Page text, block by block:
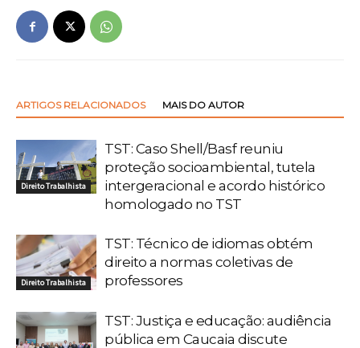
ARTIGOS RELACIONADOS MAIS DO AUTOR
Direito Trabalhista
TST: Caso Shell/Basf reuniu
proteção socioambiental, tutela
intergeracional e acordo histórico
homologado no TST
Direito Trabalhista
TST: Técnico de idiomas obtém
direito a normas coletivas de
professores
TST: Justiça e educação: audiência
pública em Caucaia discute